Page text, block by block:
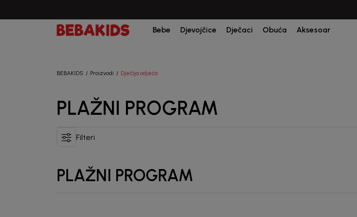
Bebe Djevojčice Dječaci Obuća Aksesoar
BEBAKIDS Proizvodi Dječija odjeća
PLAŽNI PROGRAM
Filteri
PLAŽNI PROGRAM